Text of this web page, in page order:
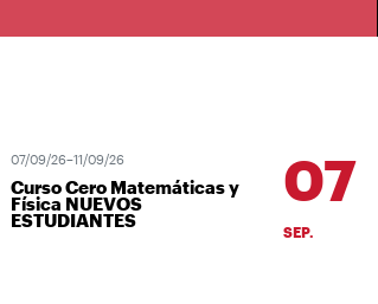
07/09/26–11/09/26
Curso Cero Matemáticas y
Física NUEVOS
ESTUDIANTES
07
SEP.